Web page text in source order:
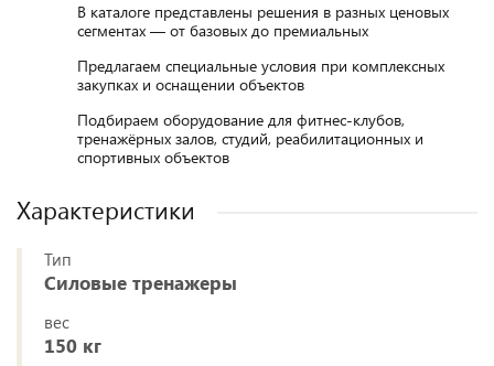
В каталоге представлены решения в разных ценовых
сегментах — от базовых до премиальных
Предлагаем специальные условия при комплексных
закупках и оснащении объектов
Подбираем оборудование для фитнес-клубов,
тренажёрных залов, студий, реабилитационных и
спортивных объектов
Характеристики
Тип
Силовые тренажеры
вес
150 кг